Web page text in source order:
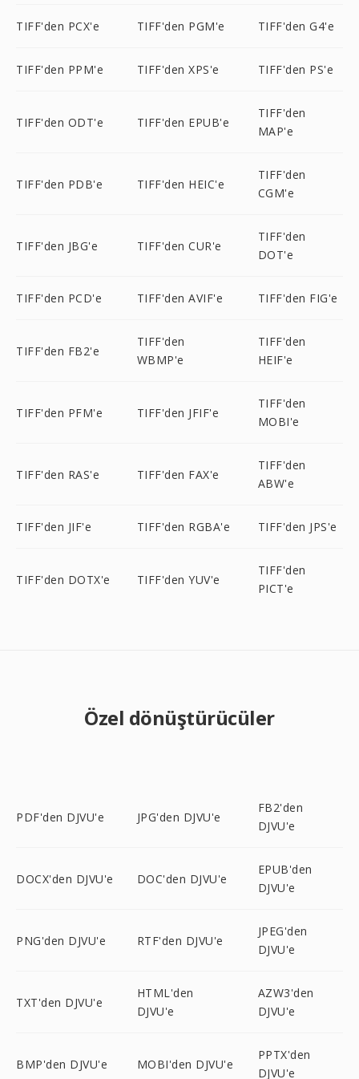
TIFF'den PCX'e TIFF'den PGM'e TIFF'den G4'e
TIFF'den PPM'e TIFF'den XPS'e TIFF'den PS'e
TIFF'den ODT'e TIFF'den EPUB'e
TIFF'den
MAP'e
TIFF'den PDB'e TIFF'den HEIC'e
TIFF'den
CGM'e
TIFF'den JBG'e TIFF'den CUR'e
TIFF'den
DOT'e
TIFF'den PCD'e TIFF'den AVIF'e TIFF'den FIG'e
TIFF'den FB2'e
TIFF'den
WBMP'e
TIFF'den
HEIF'e
TIFF'den PFM'e TIFF'den JFIF'e
TIFF'den
MOBI'e
TIFF'den RAS'e TIFF'den FAX'e
TIFF'den
ABW'e
TIFF'den JIF'e TIFF'den RGBA'e TIFF'den JPS'e
TIFF'den DOTX'e TIFF'den YUV'e
TIFF'den
PICT'e
Özel dönüştürücüler
PDF'den DJVU'e JPG'den DJVU'e
FB2'den
DJVU'e
DOCX'den DJVU'e DOC'den DJVU'e
EPUB'den
DJVU'e
PNG'den DJVU'e RTF'den DJVU'e
JPEG'den
DJVU'e
TXT'den DJVU'e
HTML'den
DJVU'e
AZW3'den
DJVU'e
BMP'den DJVU'e MOBI'den DJVU'e
PPTX'den
DJVU'e